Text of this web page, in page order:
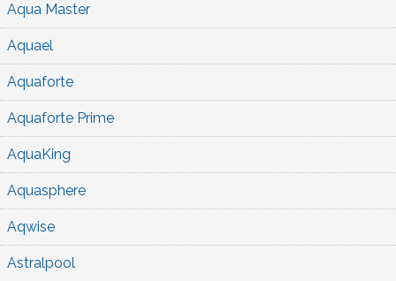
Aqua Master
Aquael
Aquaforte
Aquaforte Prime
AquaKing
Aquasphere
Aqwise
Astralpool